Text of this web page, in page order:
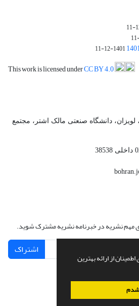
از ارائه بهترین
1401-12-11
This work is licensed underCC BY 4.0
لویزان، دانشگاه صنعتی مالک اشتر، مجتمع
مهم نشریه در خبرنامه نشریه مشترک شوید.
اشتراک
طراحی و پیاده سازی ازسیناوب